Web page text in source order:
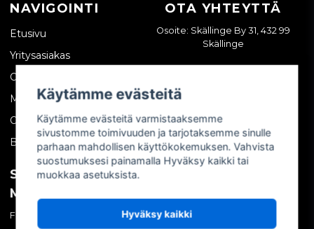
NAVIGOINTI
Etusivu
Yritysasiakas
Ota yhteyttä
Meistä
Ostoehdot
Blogi
OTA YHTEYTTÄ
Osoite: Skällinge By 31, 432 99
Skällinge
SOSIAALINEN
MEDIA
Facebook
Kirjaudu sisään
Käytämme evästeitä
Käytämme evästeitä varmistaaksemme
sivustomme toimivuuden ja tarjotaksemme sinulle
parhaan mahdollisen käyttökokemuksen. Vahvista
suostumuksesi painamalla Hyväksy kaikki tai
muokkaa asetuksista.
Hyväksy kaikki